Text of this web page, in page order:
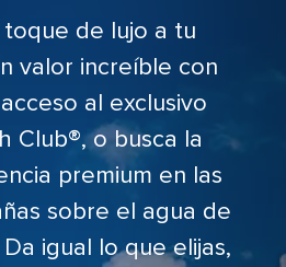
de lujo a tu
valor increíble con
al exclusivo
Club®, o busca la
premium en las
sobre el agua de
igual lo que elijas,